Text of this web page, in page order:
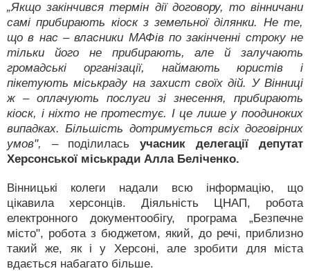
„Якщо закінчився термін дії договору, то вінничани
самі прибирають кіоск з земельної ділянки. Не те,
що в нас – власники МАФів по закінченні строку не
тільки його не прибирають, але й залучають
громадські організації, наймають юристів і
пікетують міськраду на захист своїх дій. У Вінниці
ж – оплачують послуги зі знесення, прибирають
кіоск, і ніхто не протестує. І це лише у поодиноких
випадках. Більшість дотримується всіх договірних
умов",
– поділилась учасник делегації депутат
Херсонської міськради Алла Беліченко.
Вінницькі колеги надали всю інформацію, що
цікавила херсонців. Діяльність ЦНАП, робота
електронного документообігу, програма „Безпечне
місто", робота з бюджетом, який, до речі, приблизно
такий же, як і у Херсоні, але зробити для міста
вдається набагато більше.